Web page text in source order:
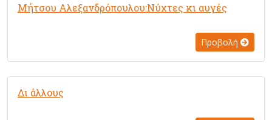
Μήτσου Αλεξανδρόπουλου:Νύχτες κι αυγές
Προβολή
Δι άλλους